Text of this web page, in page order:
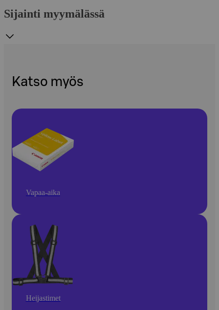
Sijainti myymälässä
Katso myös
Vapaa-aika
Heijastimet